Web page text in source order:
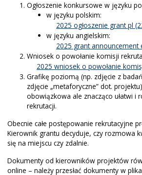
Ogłoszenie konkursowe w języku
w języku polskim:
2025 ogłoszenie grant pl
w języku angielskim:
2025 grant announcement
Wniosek o powołanie komisji
2025 wniosek o powołanie
Grafikę poziomą (np. zdjęcie z
zdjęcie „metaforyczne” dot.
obowiązkowa ale znacząco ułatwi i
rekrutacji.
Obecnie całe postępowanie rekrutacyjne
Kierownik grantu decyduje, czy rozmowa
się na miejscu czy zdalnie.
Dokumenty od kierowników projektów
online – należy przesłać dokumenty w